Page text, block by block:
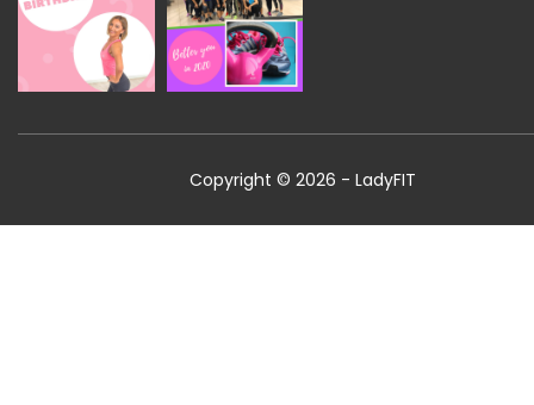
Copyright © 2026 - LadyFIT